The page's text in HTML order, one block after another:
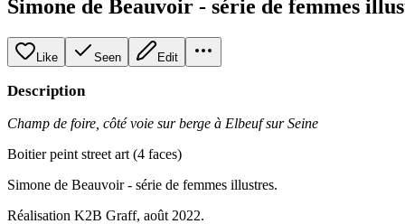
Simone de Beauvoir - série de femmes
Like Seen Edit
Description
Champ de foire, côté voie sur berge à Elbeuf sur Seine
Boitier peint street art (4 faces)
Simone de Beauvoir - série de femmes illustres.
Réalisation K2B Graff, août 2022.